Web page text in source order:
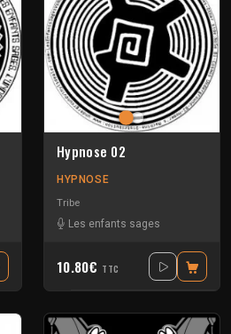
sages -Sam C-Trippy D
Hypnose 02
HYPNOSE
Tribe
Les enfants sages
10.80€ TTC